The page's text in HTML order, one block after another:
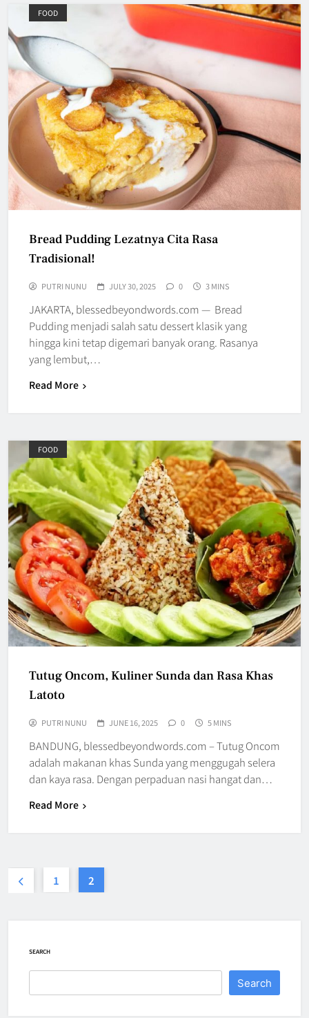
FOOD
Bread Pudding Lezatnya Cita Rasa
Tradisional!
PUTRI NUNU JULY 30, 2025 0 3 MINS
JAKARTA, blessedbeyondwords.com — Bread
Pudding menjadi salah satu dessert klasik yang
hingga kini tetap digemari banyak orang. Rasanya
yang lembut,…
Read More
FOOD
Tutug Oncom, Kuliner Sunda dan Rasa Khas
Latoto
PUTRI NUNU JUNE 16, 2025 0 5 MINS
BANDUNG, blessedbeyondwords.com – Tutug Oncom
adalah makanan khas Sunda yang menggugah selera
dan kaya rasa. Dengan perpaduan nasi hangat dan…
Read More
1 2
SEARCH
Search